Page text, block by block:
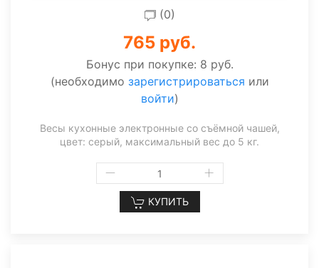
(0)
765 руб.
Бонус при покупке: 8 руб.
(необходимо зарегистрироваться или
войти)
Весы кухонные электронные со съёмной чашей,
цвет: серый, максимальный вес до 5 кг.
КУПИТЬ